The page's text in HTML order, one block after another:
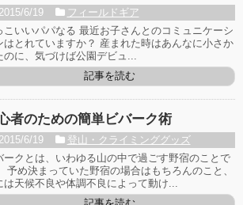
2015/6/19
フィールドギア
こいいパパなる 最近お子さんとのコミュニケーシ
はとれていますか？ 産まれた時はあんなに小さか
のに、気づけば公園デビュ...
記事を読む
者のための簡単ビバーク術
2015/6/19
登山・クライミンググッズ
ークとは、いわゆる山の中で過ごす野宿のことで
予め決まっていた野宿の場合はもちろんのこと、
は天候不良や体調不良によって動け...